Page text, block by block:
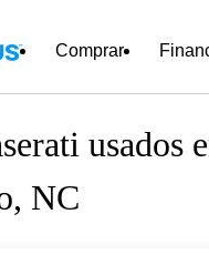
Comprar
usados
NC